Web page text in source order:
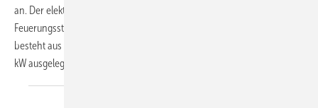
an. Der elektrostatische Feinstaubfilter wird direkt hinter dem
Feuerungsstutzen in die Abgasstrecke eingebaut. Die Filterbox-S
besteht aus einzelnen Modulen, die jeweils für eine Leistung von 100
kW ausgelegt sind.